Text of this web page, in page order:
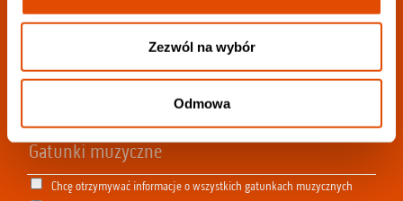
Zezwól na wybór
Odmowa
Wybierz swoje ulubione gatunki w celu jak
najlepszej personalizacji newslettera:
Chcę otrzymywać informacje o wszystkich gatunkach muzycznych